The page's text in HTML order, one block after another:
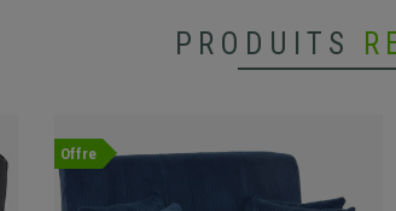
PRODUITS
Offre